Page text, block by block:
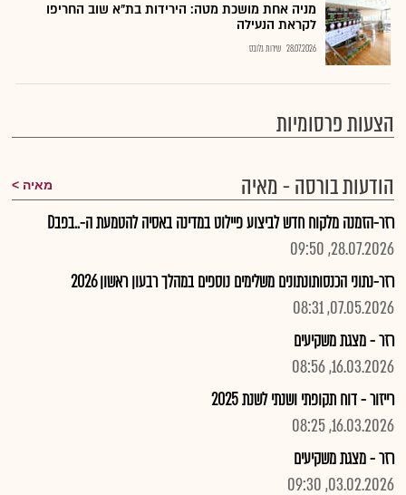
מניה אחת מושכת מטה: הירידות בת"א שוב החריפו
לקראת הנעילה
28.07.2026 שירות גלובס
הצעות פרסומיות
הודעות בורסה - מאיה
מאיה
רזר-הזמנה מלקוח חדש לביצוע פיילוט במדינה באסיה להטמעת ה-..בפבD
28.07.2026, 09:50
רזר-נתוני הכנסותונתונים משלימים נוספים במהלך רבעון ראשון 2026
07.05.2026, 08:31
רזר - מצגת משקיעים
16.03.2026, 08:56
רייזור - דוח תקופתי ושנתי לשנת 2025
16.03.2026, 08:25
רזר - מצגת משקיעים
03.02.2026, 09:30